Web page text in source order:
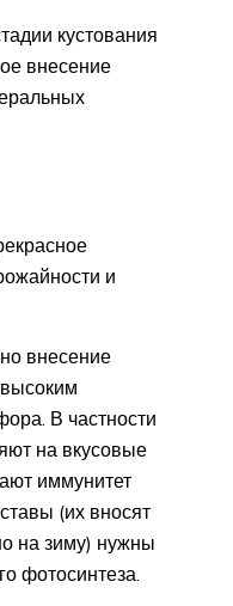
кустования
внесение
и
внесение
В частности
на вкусовые
иммунитет
(их вносят
на зиму) нужны
фотосинтеза.